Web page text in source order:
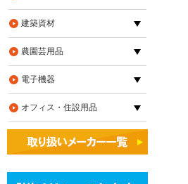
建築資材
農園芸用品
電子機器
オフィス・住設用品